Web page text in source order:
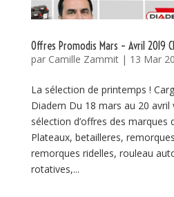
Offres Promodis Mars – Avril 2019
par Camille Zammit| 13 Mar
La sélection de printemps !
Diadem Du 18 mars au 20
sélection d’offres des marques
Plateaux, betailleres,
remorques ridelles, rouleau
rotatives,...